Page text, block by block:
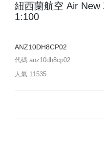
紐西蘭航空 Air
1:100
ANZ10DH8CP02
代碼 anz10dh8cp02
人氣 11535